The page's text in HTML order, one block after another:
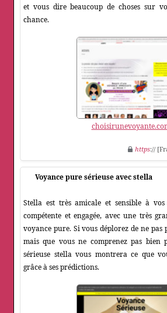
et vous dire beaucoup de choses sur
chance.
https://
Voyance pure sérieuse avec stella
Stella est très amicale et sensible à
compétente et engagée, avec une très
voyance pure. Si vous déplorez de ne pas
mais que vous ne comprenez pas bien
sérieuse stella vous montrera ce que
grâce à ses prédictions.